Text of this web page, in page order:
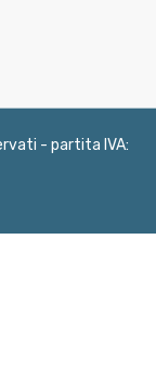
- partita IVA: